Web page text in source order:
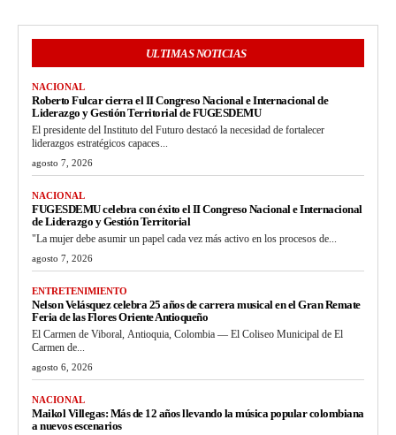
ULTIMAS NOTICIAS
NACIONAL
Roberto Fulcar cierra el II Congreso Nacional e Internacional de
Liderazgo y Gestión Territorial de FUGESDEMU
El presidente del Instituto del Futuro destacó la necesidad de fortalecer
liderazgos estratégicos capaces...
agosto 7, 2026
NACIONAL
FUGESDEMU celebra con éxito el II Congreso Nacional e Internacional
de Liderazgo y Gestión Territorial
"La mujer debe asumir un papel cada vez más activo en los procesos de...
agosto 7, 2026
ENTRETENIMIENTO
Nelson Velásquez celebra 25 años de carrera musical en el Gran Remate
Feria de las Flores Oriente Antioqueño
El Carmen de Viboral, Antioquia, Colombia — El Coliseo Municipal de El
Carmen de...
agosto 6, 2026
NACIONAL
Maikol Villegas: Más de 12 años llevando la música popular colombiana
a nuevos escenarios